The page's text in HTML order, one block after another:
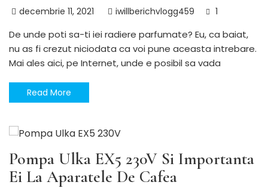
decembrie 11, 2021 iwillberichvlogg459 1
De unde poti sa-ti iei radiere parfumate? Eu, ca baiat,
nu as fi crezut niciodata ca voi pune aceasta intrebare.
Mai ales aici, pe Internet, unde e posibil sa vada
Read More
Pompa Ulka EX5 230V Si Importanta
Ei La Aparatele De Cafea